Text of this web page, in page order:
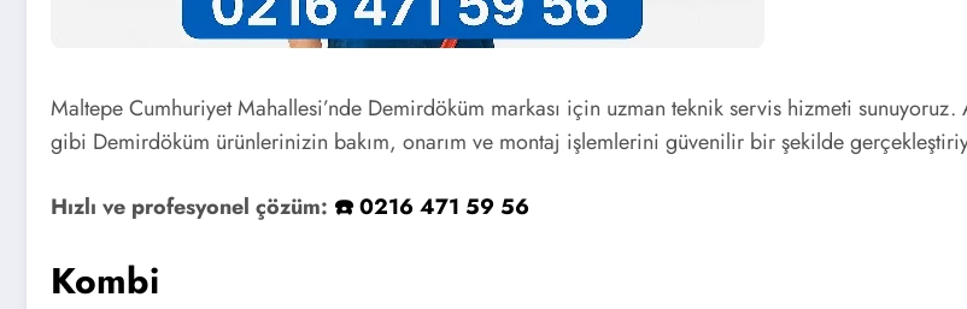
Maltepe Cumhuriyet Mahallesi’nde Demirdöküm markası için uzman teknik servis hizmeti
gibi Demirdöküm ürünlerinizin bakım, onarım ve montaj işlemlerini güvenilir bir şekilde
Hızlı ve profesyonel çözüm: ☎️ 0216 471 59 56
Kombi